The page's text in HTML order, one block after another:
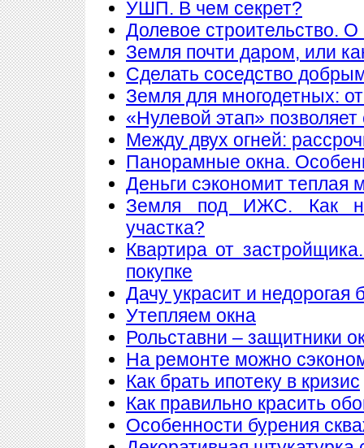
УШП. В чем секрет?
Долевое строительство.
Земля почти даром, или
Сделать соседство
Земля для многодетных:
«Нулевой этап»
Между двух огней:
Панорамные окна.
Деньги сэкономит теплая
Земля под ИЖС. Как
участка?
Квартира от
покупке
Дачу украсит и недорогая
Утепляем окна
Рольставни – защитники
На ремонте можно
Как брать ипотеку в кризис
Как правильно красить
Особенности бурения